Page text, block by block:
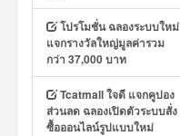
โปรโมชั่น ฉลองระบบใหม่
แจกรางวัลใหญ่มูลค่ารวม
กว่า 37,000 บาท
Tcatmall ใจดี แจกคูปอง
ส่วนลด ฉลองเปิดตัวระบบสั่ง
ซื้อออนไลน์รูปแบบใหม่